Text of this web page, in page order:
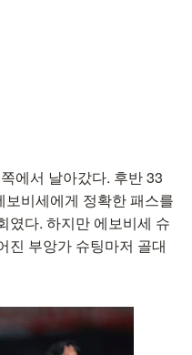
에서 날아갔다. 후반 33
비세에게 정확한 패스를
였다. 하지만 에보비세 슈
진 부앙가 슈팅마저 골대